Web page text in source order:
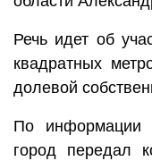
Речь идет об
квадратных
долевой
По информации
город передал